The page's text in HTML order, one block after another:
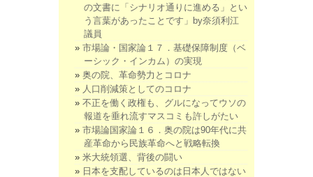
の文書に「シナリオ通りに進める」とい
う言葉があったことです」by奈須利江
議員
市場論・国家論１７．基礎保障制度（ベ
ーシック・インカム）の実現
奥の院、革命勢力とコロナ
人口削減策としてのコロナ
不正を働く政権も、グルになってウソの
報道を垂れ流すマスコミも許しがたい
市場論国家論１６．奥の院は90年代に共
産革命から民族革命へと戦略転換
米大統領選、背後の闘い
日本を支配しているのは日本人ではない